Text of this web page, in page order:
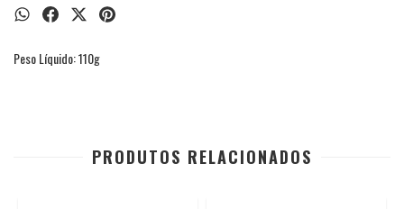
Peso Líquido: 110g
PRODUTOS RELACIONADOS